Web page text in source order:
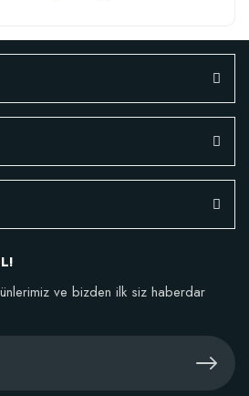
ve bizden ilk siz haberdar